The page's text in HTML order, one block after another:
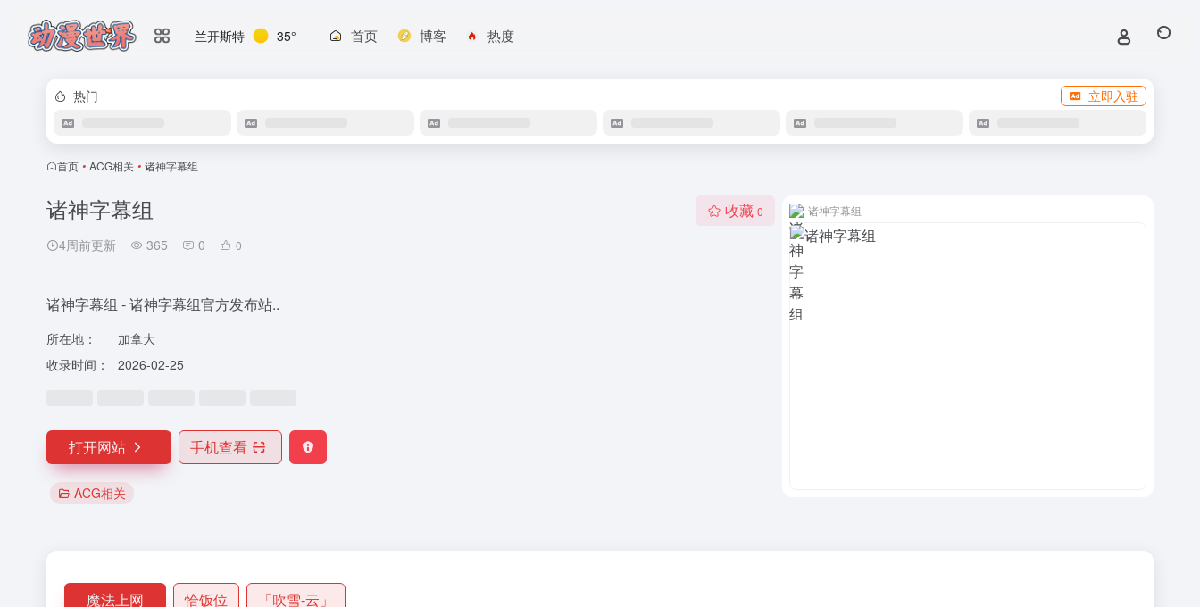
兰开斯特 35° 首页 博客 热度
热门 立即入驻
首页 • ACG相关 • 诸神字幕组
诸神字幕组
4周前更新 365 0 0
收藏 0
诸神字幕组 - 诸神字幕组官方发布站..
所在地：
加拿大
收录时间：
2026-02-25
打开网站 手机查看
ACG相关
诸神字幕组
魔法上网 恰饭位 「吹雪-云」